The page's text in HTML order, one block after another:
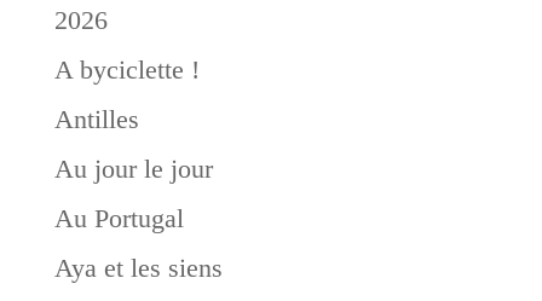
2026
A byciclette !
Antilles
Au jour le jour
Au Portugal
Aya et les siens